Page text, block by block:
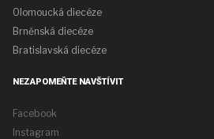
Olomoucká diecéze
Brněnská diecéze
Bratislavská diecéze
NEZAPOMEŇTE NAVŠTÍVIT
Facebook
Instagram